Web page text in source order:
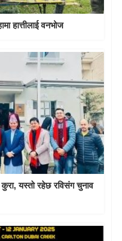
हात्तीलाई वनभोज
कुरा, यस्तो रहेछ रविसंग चुनाव